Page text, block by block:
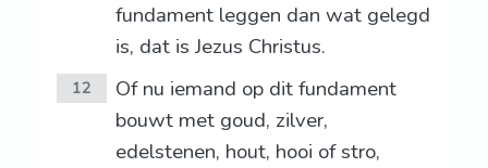
fundament leggen dan wat gelegd
is, dat is Jezus Christus.
12
Of nu iemand op dit fundament
bouwt met goud, zilver,
edelstenen, hout, hooi of stro,